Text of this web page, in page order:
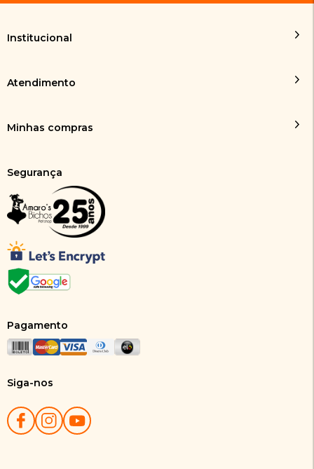
Institucional
Atendimento
Minhas compras
Segurança
Pagamento
Siga-nos